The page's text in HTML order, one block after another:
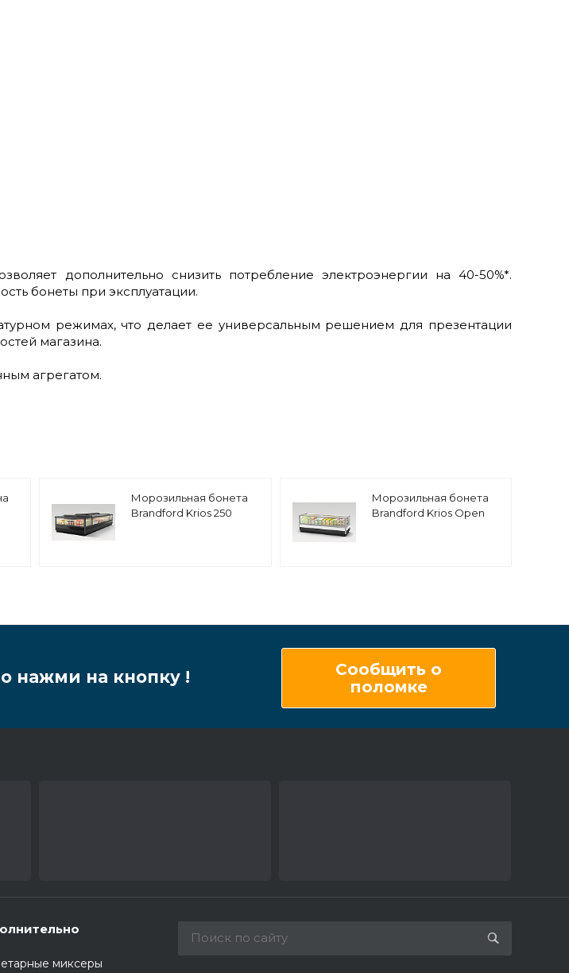
дополнительно снизить потребление электроэнергии на 40-50%*.
бонеты при эксплуатации.
режимах, что делает ее универсальным решением для презентации
магазина.
агрегатом.
Морозильная бонета
Brandford Krios 250
Морозильная бонета
Brandford Krios Open
нажми на кнопку !
Сообщить о
поломке
миксеры